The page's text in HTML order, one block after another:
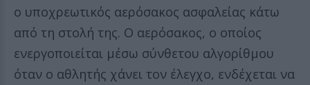
ο υποχρεωτικός αερόσακος ασφαλείας κάτω
από τη στολή της. Ο αερόσακος, ο οποίος
ενεργοποιείται μέσω σύνθετου αλγορίθμου
όταν ο αθλητής χάνει τον έλεγχο, ενδέχεται να